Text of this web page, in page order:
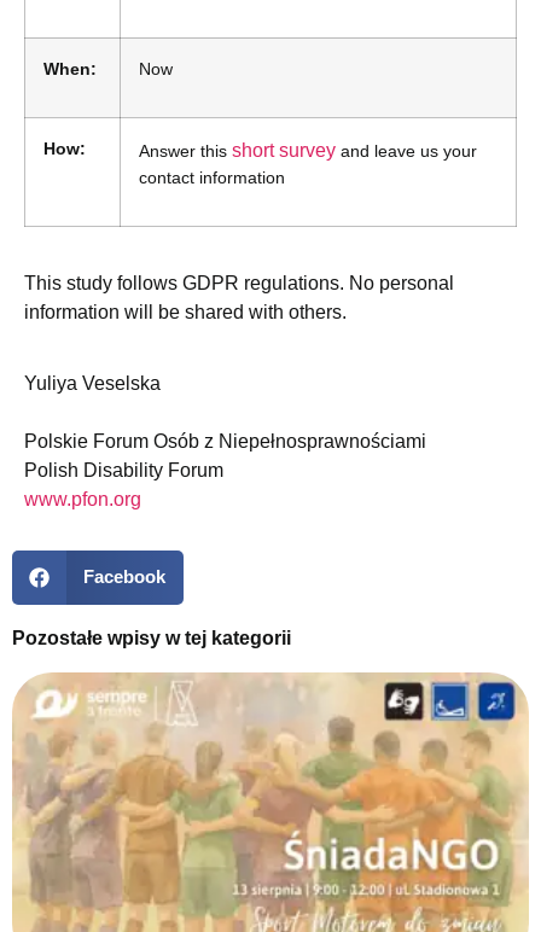
When: Now
How: Answer this short survey and leave us your
contact information
This study follows GDPR regulations. No personal
information will be shared with others.
Yuliya Veselska
Polskie Forum Osób z Niepełnosprawnościami
Polish Disability Forum
www.pfon.org
Facebook
Pozostałe wpisy w tej kategorii